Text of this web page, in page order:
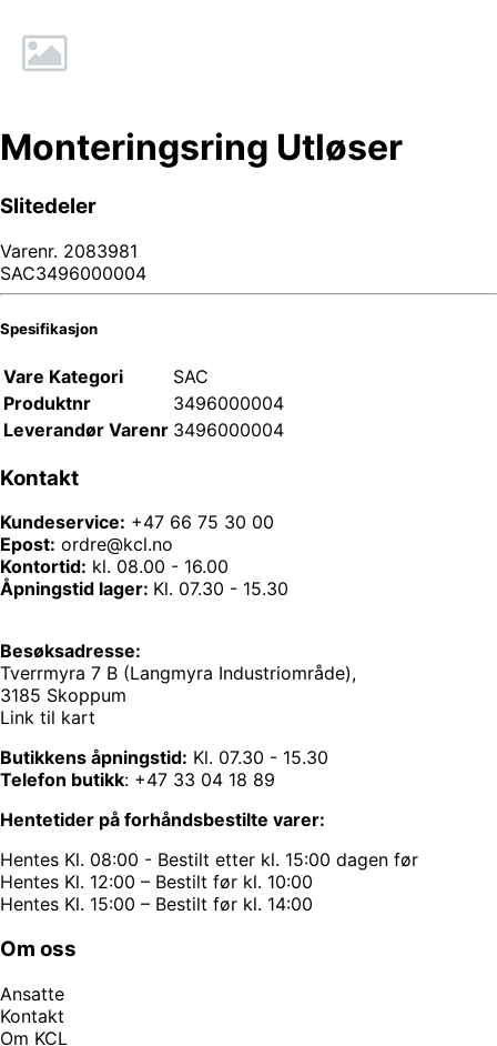
Monteringsring Utløser
Slitedeler
Varenr. 2083981
SAC3496000004
Spesifikasjon
Vare Kategori
SAC
Produktnr
3496000004
Leverandør Varenr 3496000004
Kontakt
Kundeservice: +47 66 75 30 00
Epost: ordre@kcl.no
Kontortid: kl. 08.00 - 16.00
Åpningstid lager: Kl. 07.30 - 15.30
Besøksadresse:
Tverrmyra 7 B (Langmyra Industriområde),
3185 Skoppum
Link til kart
Butikkens åpningstid: Kl. 07.30 - 15.30
Telefon butikk: +47 33 04 18 89
Hentetider på forhåndsbestilte varer:
Hentes Kl. 08:00 - Bestilt etter kl. 15:00 dagen før
Hentes Kl. 12:00 – Bestilt før kl. 10:00
Hentes Kl. 15:00 – Bestilt før kl. 14:00
Om oss
Ansatte
Kontakt
Om KCL